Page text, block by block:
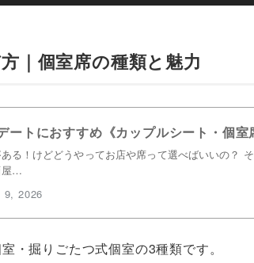
｜個室席の種類と魅力
ートにおすすめ《カップルシート・個
る！けどどうやってお店や席って選べばいいの？
屋…
9, 2026
・掘りごたつ式個室の3種類です。